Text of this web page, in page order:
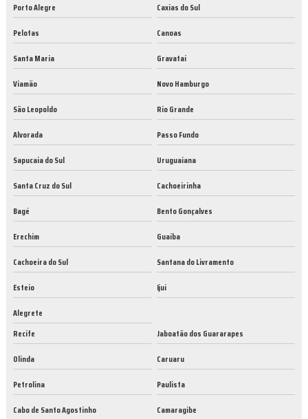
Porto Alegre
Caxias do Sul
Pelotas
Canoas
Santa Maria
Gravataí
Viamão
Novo Hamburgo
São Leopoldo
Rio Grande
Alvorada
Passo Fundo
Sapucaia do Sul
Uruguaiana
Santa Cruz do Sul
Cachoeirinha
Bagé
Bento Gonçalves
Erechim
Guaíba
Cachoeira do Sul
Santana do Livramento
Esteio
Ijuí
Alegrete
Recife
Jaboatão dos Guararapes
Olinda
Caruaru
Petrolina
Paulista
Cabo de Santo Agostinho
Camaragibe